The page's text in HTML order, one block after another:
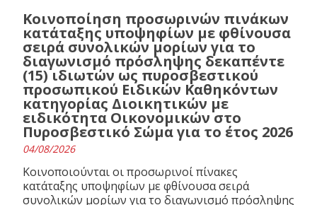
Κοινοποίηση προσωρινών πινάκων
κατάταξης υποψηφίων με φθίνουσα
σειρά συνολικών μορίων για το
διαγωνισμό πρόσληψης δεκαπέντε
(15) ιδιωτών ως πυροσβεστικού
προσωπικού Ειδικών Καθηκόντων
κατηγορίας Διοικητικών με
ειδικότητα Οικονομικών στο
Πυροσβεστικό Σώμα για το έτος 2026
04/08/2026
Κοινοποιούνται οι προσωρινοί πίνακες
κατάταξης υποψηφίων με φθίνουσα σειρά
συνολικών μορίων για το διαγωνισμό πρόσληψης